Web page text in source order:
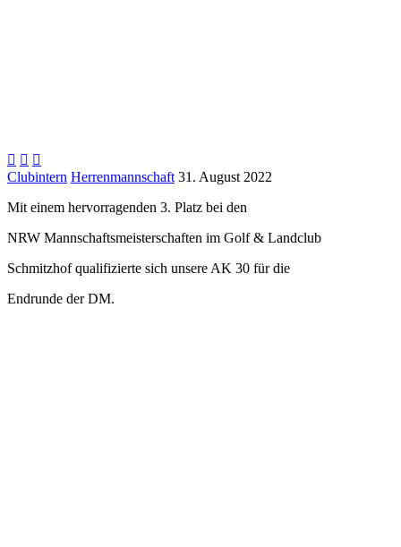
  
Clubintern Herrenmannschaft 31. August 2022
Mit einem hervorragenden 3. Platz bei den
NRW Mannschaftsmeisterschaften im Golf & Landclub
Schmitzhof qualifizierte sich unsere AK 30 für die
Endrunde der DM.